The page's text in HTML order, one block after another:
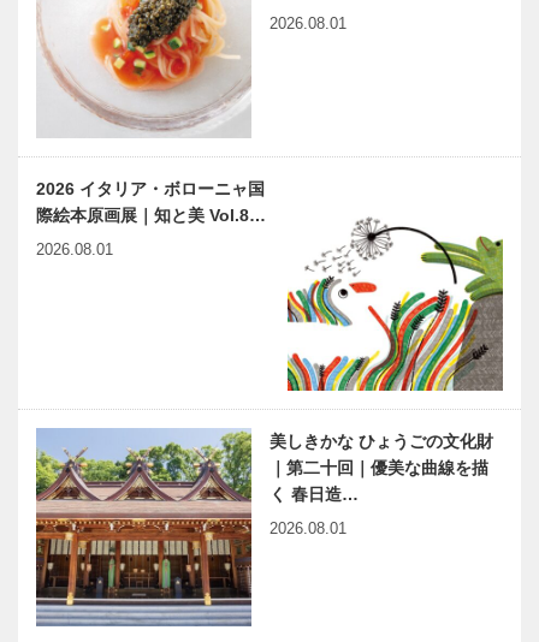
2026.08.01
2026 イタリア・ボローニャ国
際絵本原画展｜知と美 Vol.8…
2026.08.01
美しきかな ひょうごの文化財
｜第二十回｜優美な曲線を描
く 春日造…
2026.08.01